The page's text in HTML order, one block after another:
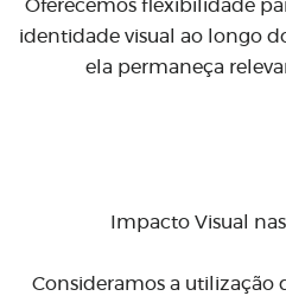
Oferecemos flexibilidade
identidade visual ao longo
ela permaneça
Impacto Visual
Consideramos a utilização